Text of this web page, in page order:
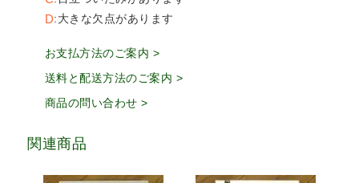
D 大きな欠点があります
お支払方法のご案内 >
送料と配送方法のご案内 >
商品の問い合わせ >
関連商品